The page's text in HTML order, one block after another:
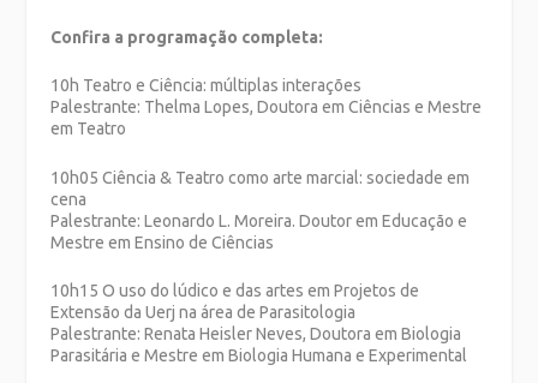
Confira a programação completa:
10h Teatro e Ciência: múltiplas interações
Palestrante: Thelma Lopes, Doutora em Ciências e Mestre
em Teatro
10h05 Ciência & Teatro como arte marcial: sociedade em
cena
Palestrante: Leonardo L. Moreira. Doutor em Educação e
Mestre em Ensino de Ciências
10h15 O uso do lúdico e das artes em Projetos de
Extensão da Uerj na área de Parasitologia
Palestrante: Renata Heisler Neves, Doutora em Biologia
Parasitária e Mestre em Biologia Humana e Experimental